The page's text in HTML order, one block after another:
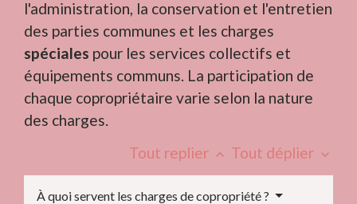
l'administration, la conservation et l'entretien
des parties communes et les charges
spéciales pour les services collectifs et
équipements communs. La participation de
chaque copropriétaire varie selon la nature
des charges.
Tout replier keyboard_arrow_up Tout déplier keyboard_arrow_down
À quoi servent les charges de copropriété ?